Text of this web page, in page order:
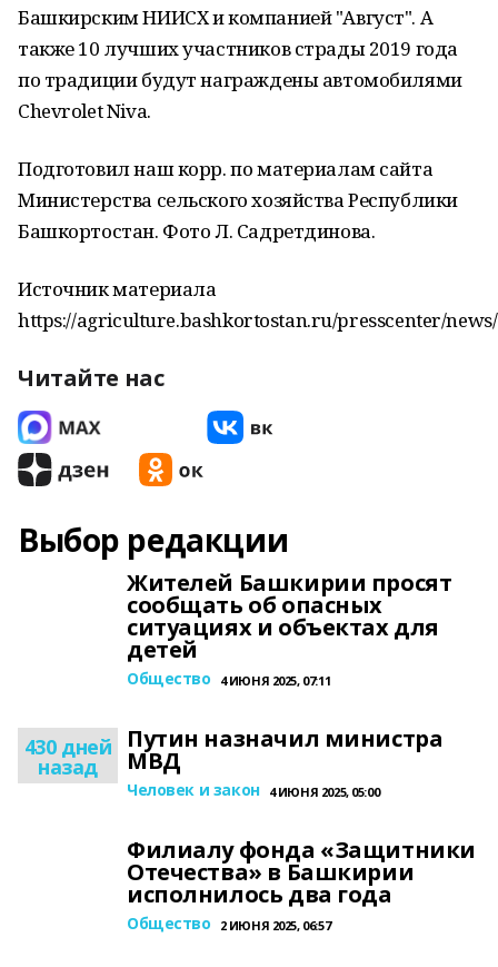
Башкирским НИИСХ и компанией "Август". А
также 10 лучших участников страды 2019 года
по традиции будут награждены автомобилями
Chevrolet Niva.
Подготовил наш корр. по материалам сайта
Министерства сельского хозяйства Республики
Башкортостан. Фото Л. Садретдинова.
Источник материала
https://agriculture.bashkortostan.ru/presscenter/
Читайте нас
Выбор редакции
Жителей Башкирии просят
сообщать об опасных
ситуациях и объектах для
детей
Общество 4 ИЮНЯ 2025, 07:11
430 дней
назад
Путин назначил министра
МВД
Человек и закон 4 ИЮНЯ 2025, 05:00
Филиалу фонда «Защитники
Отечества» в Башкирии
исполнилось два года
Общество 2 ИЮНЯ 2025, 06:57